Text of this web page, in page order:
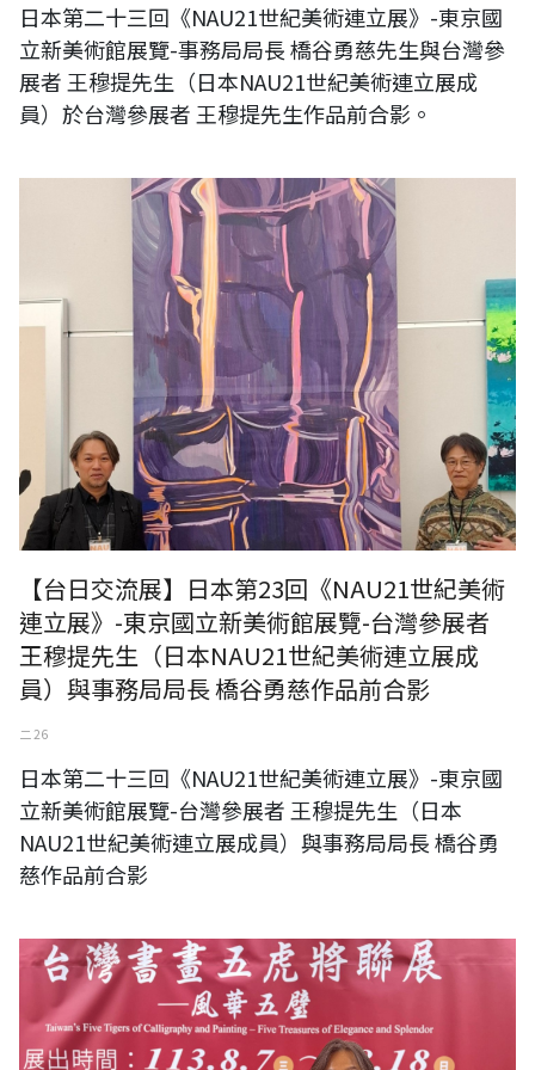
日本第二十三回《NAU21世紀美術連立展》-東京國
立新美術館展覽-事務局局長 橋谷勇慈先生與台灣參
展者 王穆提先生（日本NAU21世紀美術連立展成
員）於台灣參展者 王穆提先生作品前合影。
日本第二十三回《NAU21世紀美術連立展》-東京國立新美術館展覽-台灣
參展者 王穆提先生（日本NAU21世紀美術連立展成員）與事務局局長 橋
谷勇慈作品前合影
【台日交流展】日本第23回《NAU21世紀美術
連立展》-東京國立新美術館展覽-台灣參展者
王穆提先生（日本NAU21世紀美術連立展成
員）與事務局局長 橋谷勇慈作品前合影
二 26
日本第二十三回《NAU21世紀美術連立展》-東京國
立新美術館展覽-台灣參展者 王穆提先生（日本
NAU21世紀美術連立展成員）與事務局局長 橋谷勇
慈作品前合影
台灣楊靜江美術館 楊靜江館長（左）、RUMOTAN 王穆提社長（右），
於中正紀念堂台灣書畫五虎將聯展-風華五璧展覽現場合影。